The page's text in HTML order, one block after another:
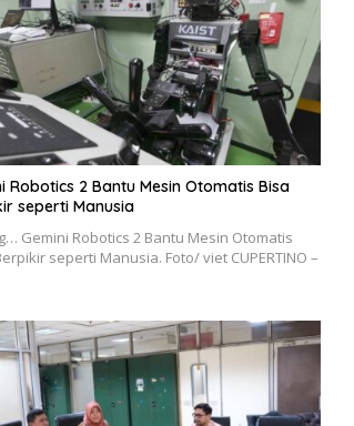
Robotics 2 Bantu Mesin Otomatis Bisa
seperti Manusia
Gemini Robotics 2 Bantu Mesin Otomatis
seperti Manusia. Foto/ viet CUPERTINO –